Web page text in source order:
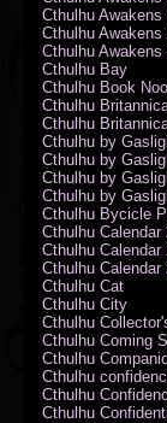
Cthulhu
Cthulhu
Cthulhu
Cthulhu Bay
Cthulhu Book
Cthulhu
Cthulhu
Cthulhu by
Cthulhu by
Cthulhu by
Cthulhu by
Cthulhu Bycicle
Cthulhu Calendar
Cthulhu Calendar
Cthulhu Calendar
Cthulhu Cat
Cthulhu City
Cthulhu
Cthulhu Coming
Cthulhu
Cthulhu
Cthulhu
Cthulhu